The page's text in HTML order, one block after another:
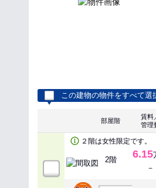
この建物の物件をすべて選
部屋階
賃料
管理
２階は女性限定です。
2階 6.15
－